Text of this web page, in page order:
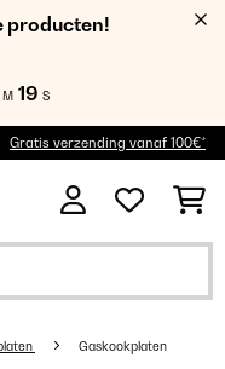
producten!
M 18 S
Gratis verzending vanaf 100€*
Gaskookplaten